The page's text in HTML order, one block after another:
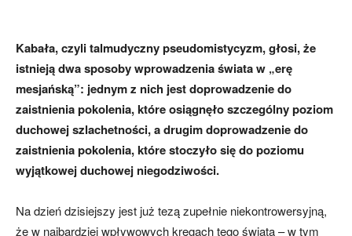
Kabała, czyli talmudyczny pseudomistycyzm, głosi, że
istnieją dwa sposoby wprowadzenia świata w „erę
mesjańską”: jednym z nich jest doprowadzenie do
zaistnienia pokolenia, które osiągnęło szczególny poziom
duchowej szlachetności, a drugim doprowadzenie do
zaistnienia pokolenia, które stoczyło się do poziomu
wyjątkowej duchowej niegodziwości.
Na dzień dzisiejszy jest już tezą zupełnie niekontrowersyjną,
że w najbardziej wpływowych kręgach tego świata – w tym